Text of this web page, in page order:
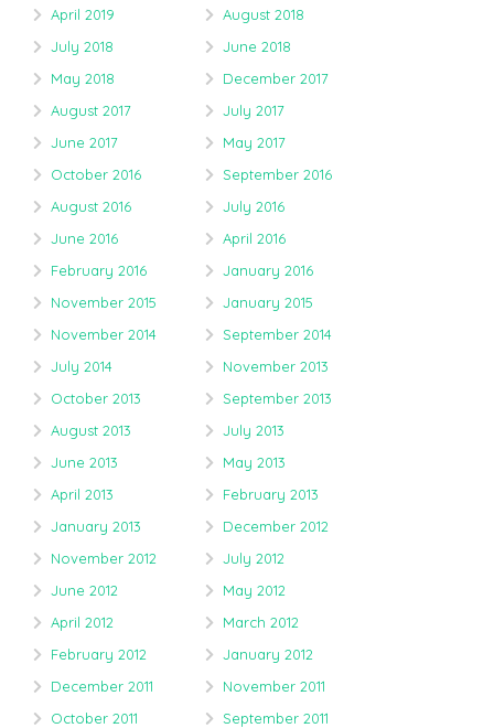
April 2019
August 2018
July 2018
June 2018
May 2018
December 2017
August 2017
July 2017
June 2017
May 2017
October 2016
September 2016
August 2016
July 2016
June 2016
April 2016
February 2016
January 2016
November 2015
January 2015
November 2014
September 2014
July 2014
November 2013
October 2013
September 2013
August 2013
July 2013
June 2013
May 2013
April 2013
February 2013
January 2013
December 2012
November 2012
July 2012
June 2012
May 2012
April 2012
March 2012
February 2012
January 2012
December 2011
November 2011
October 2011
September 2011